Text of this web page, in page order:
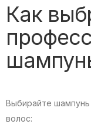
Как
Выбирайте
волос: